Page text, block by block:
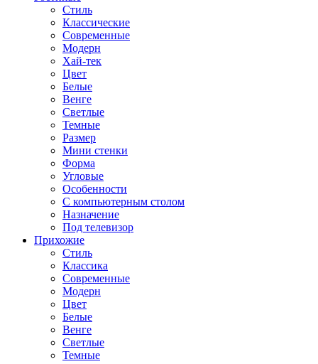
Стиль
Классические
Современные
Модерн
Хай-тек
Цвет
Белые
Венге
Светлые
Темные
Размер
Мини стенки
Форма
Угловые
Особенности
С компьютерным столом
Назначение
Под телевизор
Прихожие
Стиль
Классика
Современные
Модерн
Цвет
Белые
Венге
Светлые
Темные